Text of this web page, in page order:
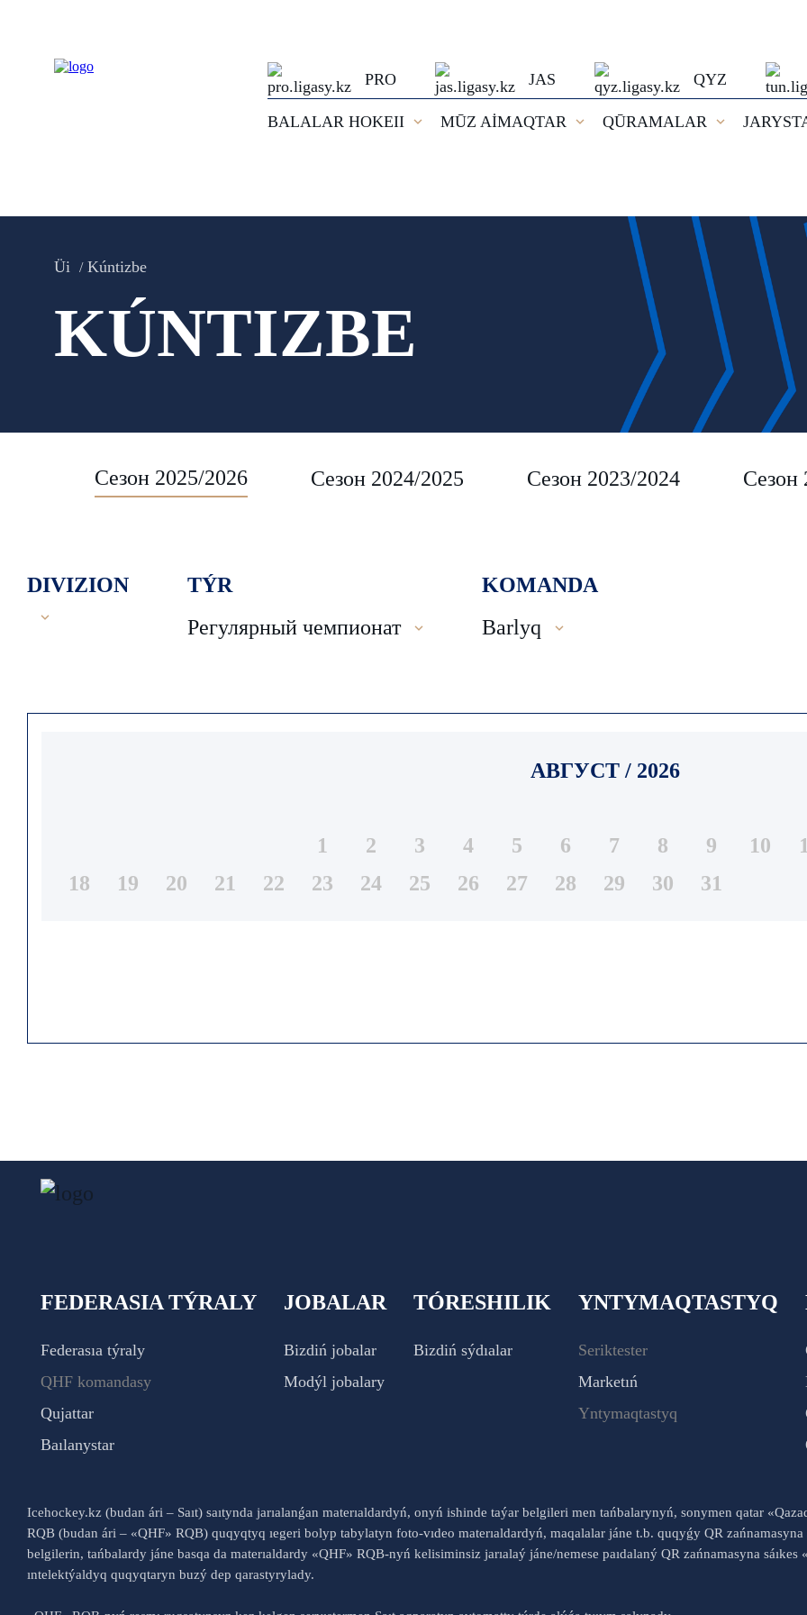
PRO JAS QYZ
BALALAR HOKEII
MŪZ AİMAQTAR QŪRAMALAR
Üi Kúntizbe
KÚNTIZBE
Сезон 2025/2026 Сезон 2024/2025 Сезон 2023/2024 Сезон
DIVIZION
TÝR
Регулярный чемпионат
KOMANDA
Barlyq
АВГУСТ / 2026
1 2 3 4 5 6 7 8 9 10
18
19 20 21 22 23 24 25 26 27 28 29 30 31
FEDERASIA TÝRALY
Federasıa týraly
QHF komandasy
Qujattar
Baılanystar
JOBALAR
Bizdiń jobalar
Modýl jobalary
TÓRESHILIK
Bizdiń sýdıalar
YNTYMAQTASTYQ
Seriktester
Marketıń
Yntymaqtastyq
Icehockey.kz (budan ári – Saıt) saıtynda jarıalanǵan materıaldardyń, onyń ishinde taýar belgileri men tańbalarynyń, sonymen qatar
RQB (budan ári – «QHF» RQB) quqyqtyq ıegeri bolyp tabylatyn foto-vıdeo materıaldardyń, maqalalar jáne t.b. quqyǵy QR zańnamasyna
belgilerin, tańbalardy jáne basqa da materıaldardy «QHF» RQB-nyń kelisiminsiz jarıalaý jáne/nemese paıdalaný QR zańnamasyna sáıkes
ıntelektýaldyq quqyqtaryn buzý dep qarastyrylady.